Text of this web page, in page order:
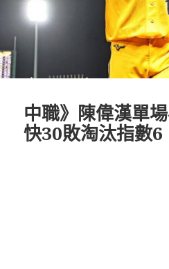
中職》陳偉漢單
快30敗淘汰指數6